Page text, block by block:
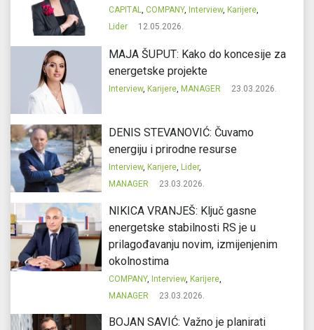
CAPITAL, COMPANY, Interview, Karijere,
Lider
12.05.2026.
MAJA ŠUPUT: Kako do koncesije za
energetske projekte
Interview, Karijere, MANAGER 23.03.2026.
DENIS STEVANOVIĆ: Čuvamo
energiju i prirodne resurse
Interview, Karijere, Lider,
MANAGER
23.03.2026.
NIKICA VRANJEŠ: Ključ gasne
energetske stabilnosti RS je u
prilagođavanju novim, izmijenjenim
okolnostima
COMPANY, Interview, Karijere,
MANAGER
23.03.2026.
BOJAN SAVIĆ: Važno je planirati